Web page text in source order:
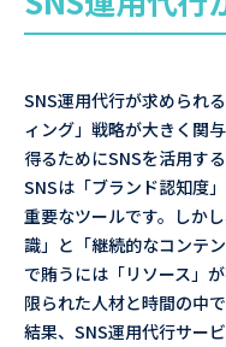
SNS運用代行が求められ
ィング」戦略が大きく関
得るためにSNSを活用す
SNSは「ブランド認知度
重要なツールです。しか
識」と「継続的なコンテ
で賄うには「リソース」
限られた人材と時間の中
結果、SNS運用代行サー